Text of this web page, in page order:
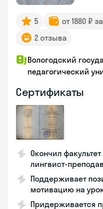
5 от 1880 ₽
2 отзыва
Вологодский
педагогический
Сертификаты
Окончил
лингвист-
Поддерживает
мотивацию на
Придерживается